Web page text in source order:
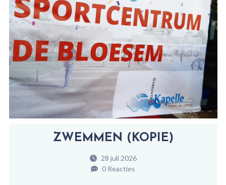
ZWEMMEN (KOPIE)
28 juli 2026
0 Reacties